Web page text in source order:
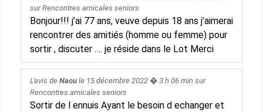
surRencontres amicales seniors
Bonjour!!! j’ai 77 ans, veuve depuis 18 ans j’aimerai
rencontrer des amitiés (homme ou femme) pour
sortir , discuter …. je réside dans le Lot Merci
L'avis de Naoule 15 décembre 2022� 3 h 06 min sur
Rencontres amicales seniors
Sortir de l ennuis Ayant le besoin d echanger et